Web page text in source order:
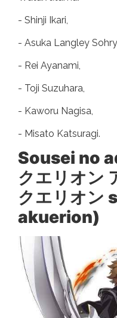
- Shinji Ikari,
- Asuka Langley
- Rei Ayanami,
- Toji Suzuhara,
- Kaworu Nagisa,
- Misato Katsuragi.
Sousei no
クエリオン
クエリオン
akuerion)